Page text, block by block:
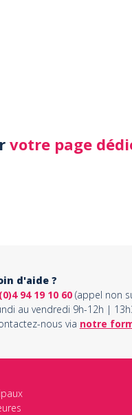
votre page
d'aide ?
94 19 10 60(appel non
au vendredi 9h-12h |
nous via notre